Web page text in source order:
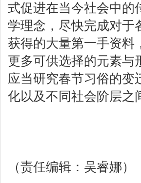
式促进在当今社会中的
学理念，尽快完成对于
获得的大量第一手资料
更多可供选择的元素与
应当研究春节习俗的变
化以及不同社会阶层之
（责任编辑：吴睿娜）